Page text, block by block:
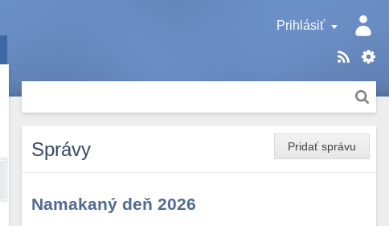
Prihlásiť
Pridať správu
Správy
Namakaný deň 2026